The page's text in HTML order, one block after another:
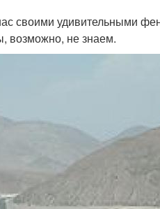
своими удивительными
возможно, не знаем.